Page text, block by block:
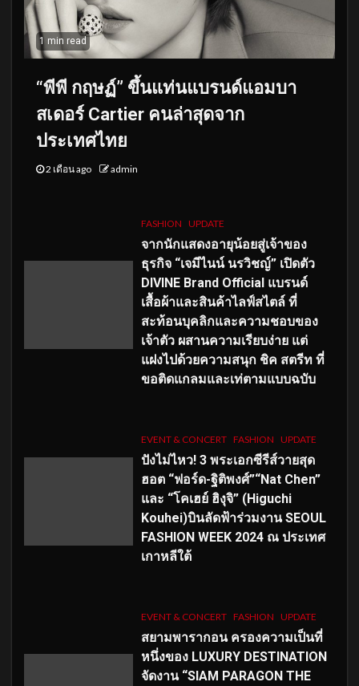
1 min read
“พีพี กฤษฏ์” ขึ้นแท่นแบรนด์แอมบา
สเดอร์ Cartier คนล่าสุดจาก
ประเทศไทย
2 เดือน ago admin
FASHION UPDATE
จากนักแสดงอายุน้อยสู่เจ้าของ
ธุรกิจ “เจมีไนน์ นรวิชญ์” เปิดตัว
DIVINE Brand Official แบรนด์
เสื้อผ้าและสินค้าไลฟ์สไตล์ ที่
สะท้อนบุคลิกและความชอบของ
เจ้าตัว ผสานความเรียบง่าย แต่
แฝงไปด้วยความสนุก ชิค สตรีท ที่
ขอติดแกลมและเท่ตามแบบฉบับ
EVENT & CONCERT FASHION UPDATE
ปังไม่ไหว! 3 พระเอกซีรีส์วายสุด
ฮอต “ฟอร์ด-ฐิติพงศ์”“Nat Chen”
และ “โคเฮย์ ฮิงุจิ” (Higuchi
Kouhei)บินลัดฟ้าร่วมงาน SEOUL
FASHION WEEK 2024 ณ ประเทศ
เกาหลีใต้
EVENT & CONCERT FASHION UPDATE
สยามพารากอน ครองความเป็นที่
หนึ่งของ LUXURY DESTINATION
จัดงาน “SIAM PARAGON THE